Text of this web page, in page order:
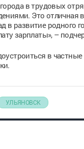
в трудовых
Это отличная
в развитие
зарплаты», –
в
УЛЬЯНОВСК